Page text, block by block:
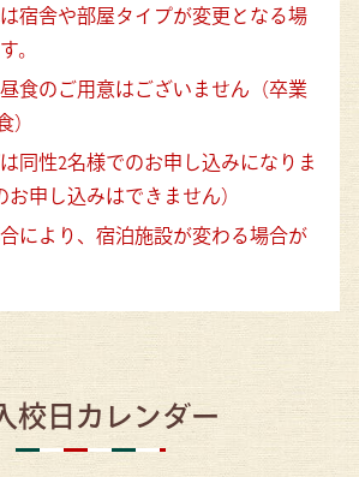
宿舎や部屋タイプが変更となる場
。
食のご用意はございません（卒業
同性2名様でのお申し込みになりま
申し込みはできません）
により、宿泊施設が変わる場合が
日カレンダー